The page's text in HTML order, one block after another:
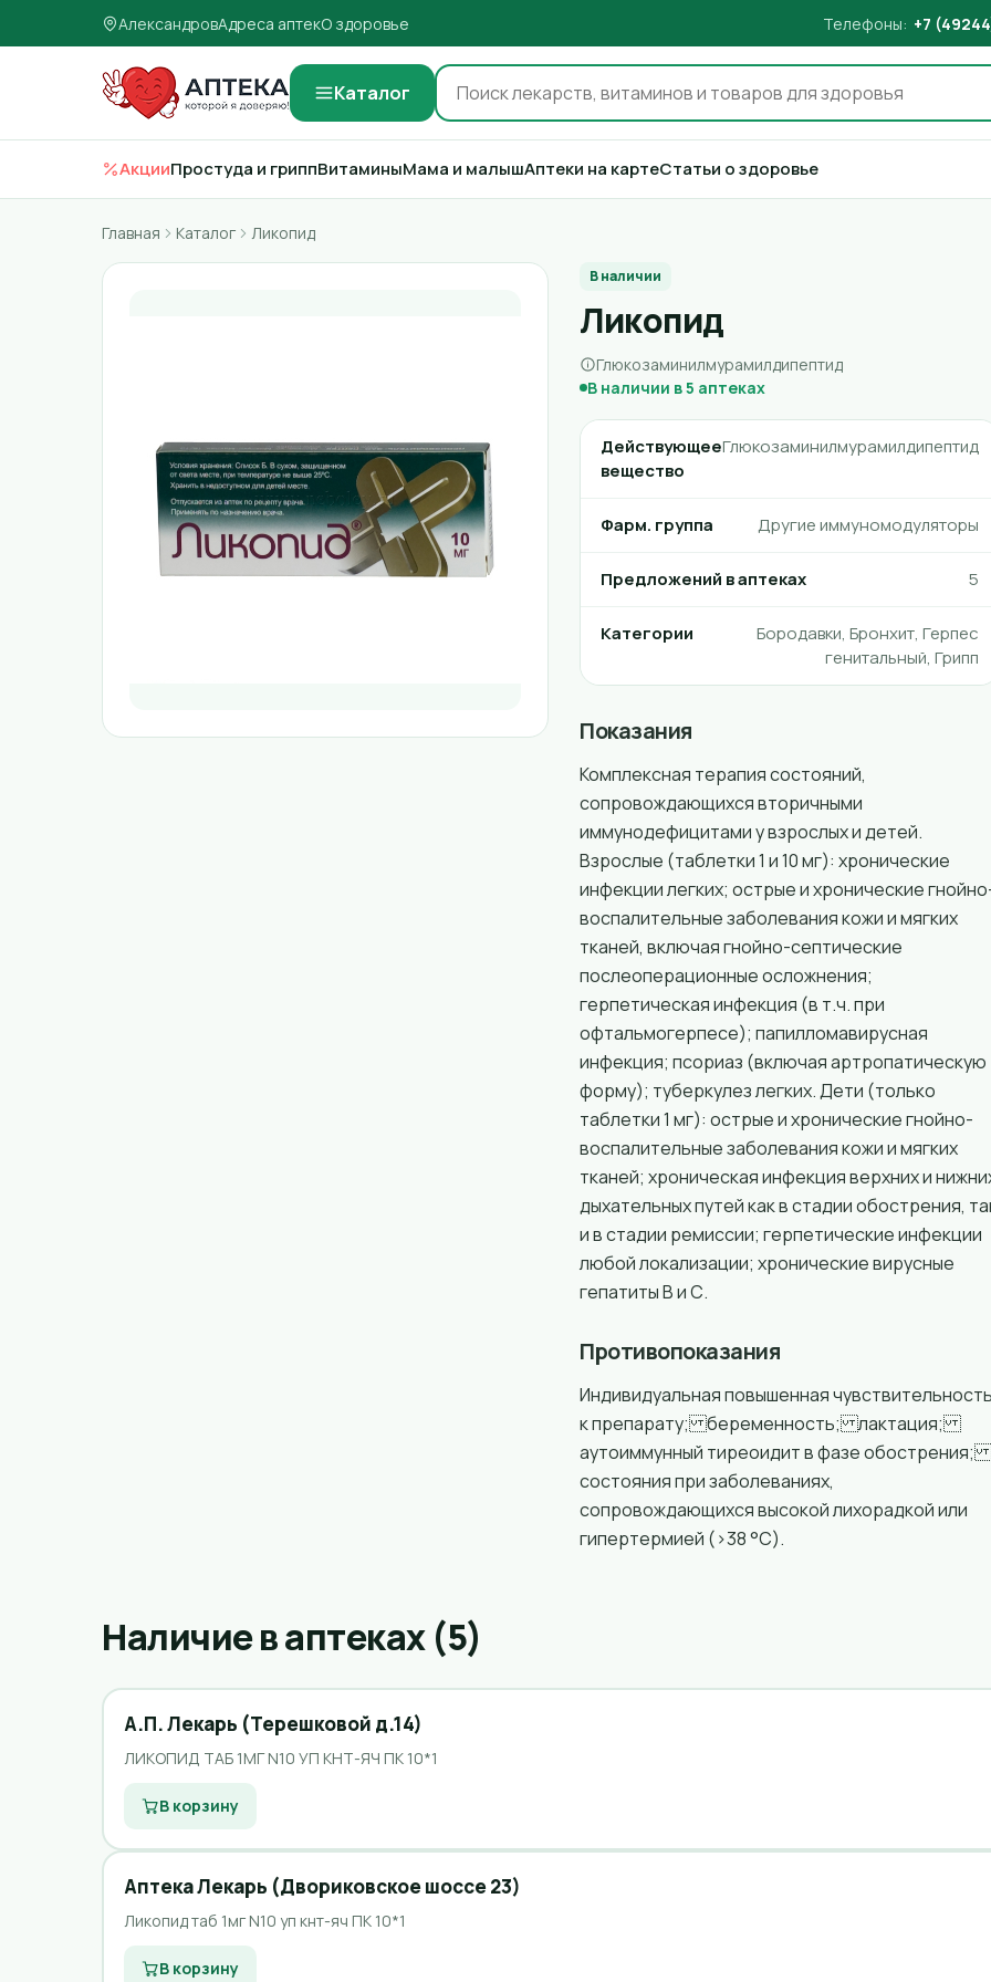
АлександровАдреса аптекО здоровье Телефоны: +7
Каталог
АкцииПростуда и гриппВитаминыМама и малышАптеки на картеСтатьи о здоровье
Главная Каталог Ликопид
В наличии
Ликопид
Глюкозаминилмурамилдипептид
В наличии в 5 аптеках
Действующее
вещество
Глюкозаминилмурамилдипептид
Фарм. группа Другие иммуномодуляторы
Предложений в аптеках 5
Категории
Бородавки, Бронхит, Герпес
генитальный, Грипп
Показания
Комплексная терапия состояний,
сопровождающихся вторичными
иммунодефицитами у взрослых и детей.
Взрослые (таблетки 1 и 10 мг): хронические
инфекции легких; острые и хронические
воспалительные заболевания кожи и мягких
тканей, включая гнойно-септические
послеоперационные осложнения;
герпетическая инфекция (в т.ч. при
офтальмогерпесе); папилломавирусная
инфекция; псориаз (включая артропатическую
форму); туберкулез легких. Дети (только
таблетки 1 мг): острые и хронические гнойно-
воспалительные заболевания кожи и мягких
тканей; хроническая инфекция верхних и
дыхательных путей как в стадии обострения,
и в стадии ремиссии; герпетические инфекции
любой локализации; хронические вирусные
гепатиты В и С.
Противопоказания
Индивидуальная повышенная чувствительность
к препарату; беременность; лактация;
аутоиммунный тиреоидит в фазе обострения;
состояния при заболеваниях,
сопровождающихся высокой лихорадкой или
гипертермией (>38 °C).
Наличие в аптеках (5)
А.П. Лекарь (Терешковой д.14)
ЛИКОПИД ТАБ 1МГ N10 УП КНТ-ЯЧ ПК 10*1
В корзину
Аптека Лекарь (Двориковское шоссе 23)
Ликопид таб 1мг N10 уп кнт-яч ПК 10*1
В корзину